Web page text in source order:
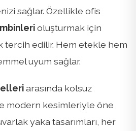
sağlar. Özellikle ofis
oluşturmak için
tercih edilir. Hem etekle hem
uyum sağlar.
arasında kolsuz
modern kesimleriyle öne
yaka tasarımları, her